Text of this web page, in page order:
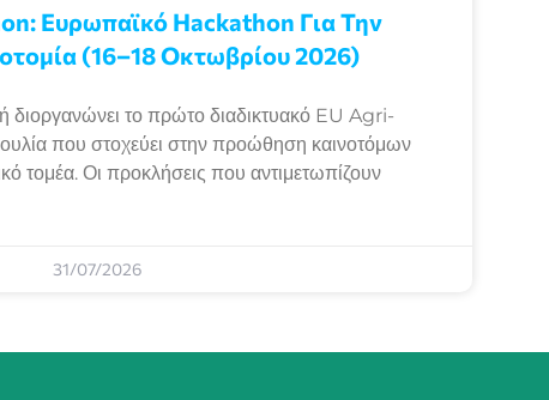
Eυρωπαϊκό Ηackathon Για Την
(16–18 Οκτωβρίου 2026)
το πρώτο διαδικτυακό EU Agri-
που στοχεύει στην προώθηση καινοτόμων
τομέα. Οι προκλήσεις που αντιμετωπίζουν
31/07/2026